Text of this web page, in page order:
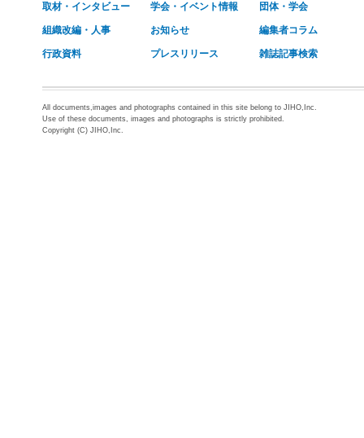
取材・インタビュー 学会・イベント情報 団体・学会
組織改編・人事 お知らせ 編集者コラム
行政資料 プレスリリース 雑誌記事検索
All documents,images and photographs contained in this site belong to JIHO,Inc.
Use of these documents, images and photographs is strictly prohibited.
Copyright (C) JIHO,Inc.